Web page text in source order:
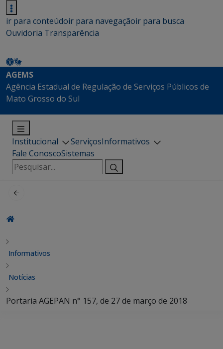
ir para conteúdoir para navegaçãoir para busca
Ouvidoria Transparência
AGEMS
Agência Estadual de Regulação de Serviços Públicos de
Mato Grosso do Sul
Institucional ServiçosInformativos
Fale ConoscoSistemas
Pesquisar
por:
Informativos
Notícias
Portaria AGEPAN n° 157, de 27 de março de 2018